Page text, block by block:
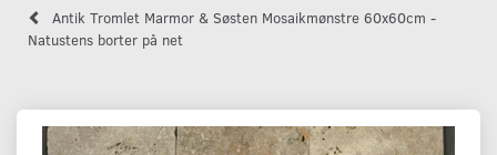
Antik Tromlet Marmor & Søsten Mosaikmønstre 60x60cm -
Natustens borter på net